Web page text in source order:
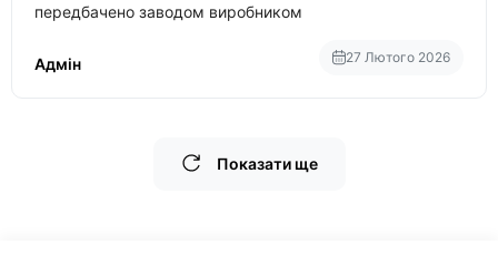
передбачено заводом виробником
Адмін 27 Лютого 2026
Показати ще